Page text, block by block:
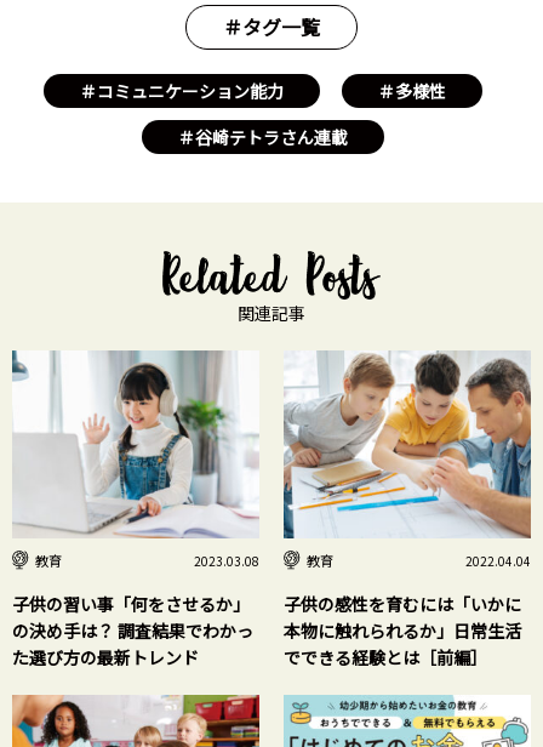
＃タグ一覧
＃コミュニケーション能力
＃多様性
＃谷崎テトラさん連載
関連記事
教育 2023.03.08
子供の習い事「何をさせるか」
の決め手は？ 調査結果でわかっ
た選び方の最新トレンド
教育 2022.04.04
子供の感性を育むには「いかに
本物に触れられるか」日常生活
でできる経験とは［前編］